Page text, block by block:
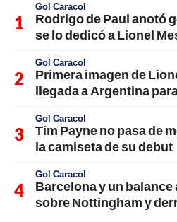
Gol Caracol
Rodrigo de Paul anotó
se lo dedicó a Lionel
Gol Caracol
Primera imagen de
llegada a Argentina
Gol Caracol
Tim Payne no pasa de
la camiseta de su debut
Gol Caracol
Barcelona y un
sobre Nottingham y